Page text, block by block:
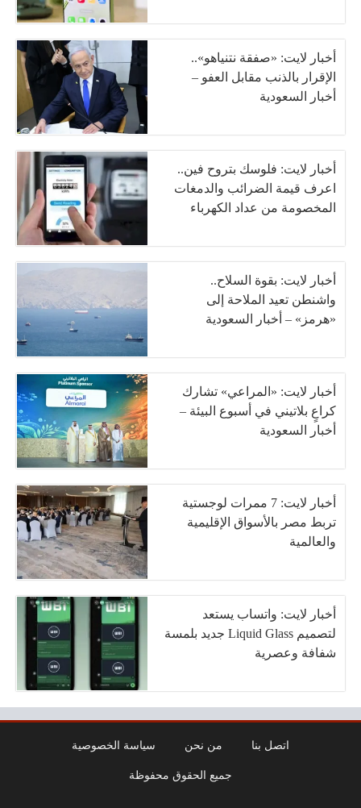
أخبار لايت: «صفقة نتنياهو»..
الإقرار بالذنب مقابل العفو –
أخبار السعودية
أخبار لايت: فلوسك بتروح فين..
اعرف قيمة الضرائب والدمغات
المخصومة من عداد الكهرباء
أخبار لايت: بقوة السلاح..
واشنطن تعيد الملاحة إلى
«هرمز» – أخبار السعودية
أخبار لايت: «المراعي» تشارك
كراعٍ بلاتيني في أسبوع البيئة –
أخبار السعودية
أخبار لايت: 7 ممرات لوجستية
تربط مصر بالأسواق الإقليمية
والعالمية
أخبار لايت: واتساب يستعد
لتصميم Liquid Glass جديد بلمسة
شفافة وعصرية
اتصل بنا من نحن سياسة الخصوصية
جميع الحقوق محفوظة